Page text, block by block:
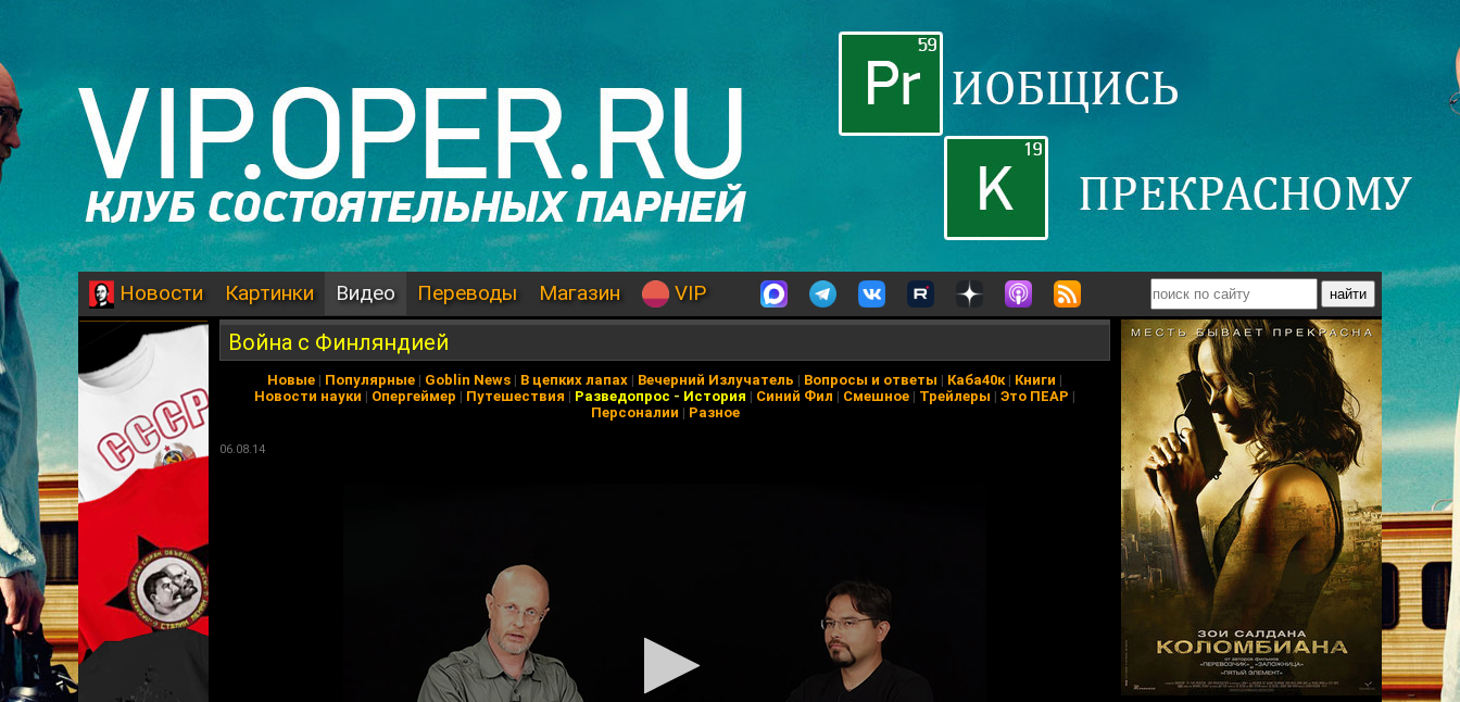
Новости Картинки Видео Переводы Магазин VIP
Война с Финляндией
Новые | Популярные | Goblin News | В цепких лапах | Вечерний Излучатель | Вопросы и ответы | Каба40к| Книги |
Новости науки | Опергеймер | Путешествия | Разведопрос - История | Синий Фил | Смешное | Трейлеры | Это ПЕАР |
Персоналии | Разное
06.08.14